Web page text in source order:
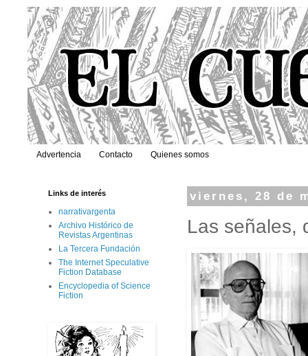
Advertencia Contacto Quienes somos
viernes, 28 de
Las señales,
Links de interés
narrativargenta
Archivo Histórico de
Revistas Argentinas
La Tercera Fundación
The Internet Speculative
Fiction Database
Encyclopedia of Science
Fiction